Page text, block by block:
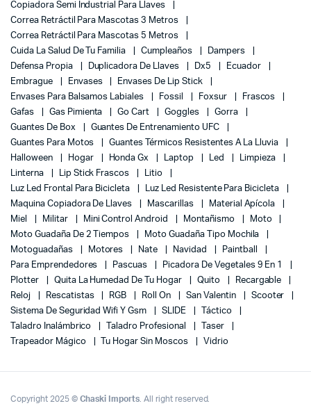
Copiadora Semi Industrial Para Llaves
Correa Retráctil Para Mascotas 3 Metros
Correa Retráctil Para Mascotas 5 Metros
Cuida La Salud De Tu Familia
Cumpleaños
Dampers
Defensa Propia
Duplicadora De Llaves Dx5
Ecuador
Embrague
Envases
Envases De Lip Stick
Envases Para Balsamos Labiales
Fossil Foxsur
Frascos
Gafas
Gas Pimienta Go Cart Goggles
Gorra
Guantes De Box
Guantes De Entrenamiento UFC
Guantes Para Motos
Guantes Térmicos Resistentes A La Lluvia
Halloween
Hogar Honda Gx Laptop Led
Limpieza
Linterna
Lip Stick Frascos
Litio
Luz Led Frontal Para Bicicleta
Luz Led Resistente Para Bicicleta
Maquina Copiadora De Llaves
Mascarillas
Material Apícola
Miel
Militar Mini Control Android Montañismo
Moto
Moto Guadaña De 2 Tiempos
Moto Guadaña Tipo Mochila
Motoguadañas
Motores Nate Navidad
Paintball
Para Emprendedores
Pascuas
Picadora De Vegetales 9 En 1
Plotter
Quita La Humedad De Tu Hogar Quito
Recargable
Reloj
Rescatistas RGB Roll On San Valentin
Scooter
Sistema De Seguridad Wifi Y Gsm
SLIDE
Táctico
Taladro Inalámbrico
Taladro Profesional
Taser
Trapeador Mágico
Tu Hogar Sin Moscos Vidrio
Copyright 2025 ©Chaski Imports . All right reserved.